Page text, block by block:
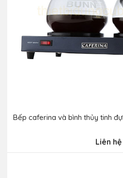
Bếp caferina và bình thủy tinh
Liên hệ